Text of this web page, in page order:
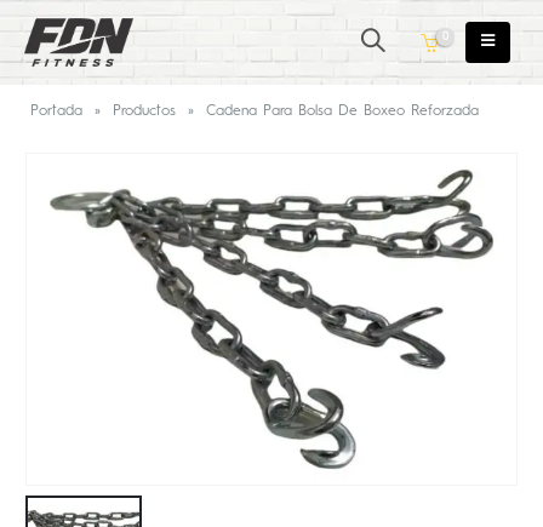
0
Portada » Productos » Cadena Para Bolsa De Boxeo Reforzada